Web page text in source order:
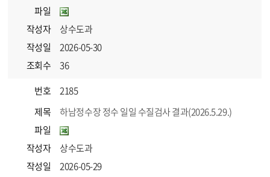
파일
작성자
상수도과
작성일
2026-05-30
조회수
36
번호
2185
제목
하남정수장 정수 일일 수질검사 결과(2026.5.29.)
파일
작성자
상수도과
작성일
2026-05-29